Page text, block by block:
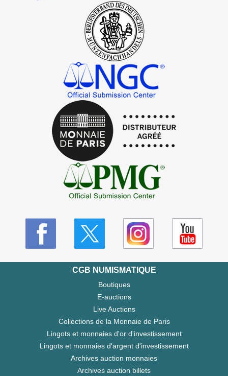
CGB NUMISMATIQUE
Boutiques
E-auctions
Live Auctions
Collections de la Monnaie de Paris
Lingots et monnaies d'or d'investissement
Lingots et monnaies d'argent d'investissement
Archives auction monnaies
Archives auction billets